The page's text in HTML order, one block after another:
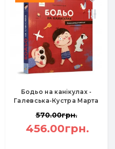
Бодьо на канікулах -
Галевська-Кустра Марта
570.00грн.
456.00грн.